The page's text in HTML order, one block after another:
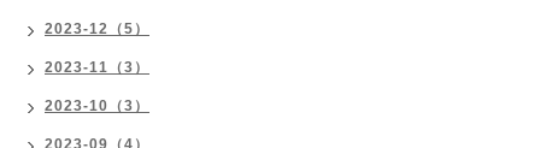
2023-12（5）
2023-11（3）
2023-10（3）
2023-09（4）